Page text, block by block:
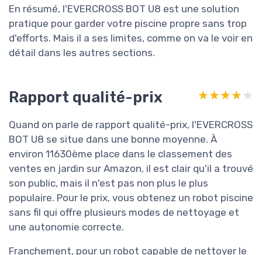
En résumé, l'EVERCROSS BOT U8 est une solution
pratique pour garder votre piscine propre sans trop
d'efforts. Mais il a ses limites, comme on va le voir en
détail dans les autres sections.
Rapport qualité-prix ★★★★★
★★★★★
Quand on parle de rapport qualité-prix, l'EVERCROSS
BOT U8 se situe dans une bonne moyenne. À
environ 11630ème place dans le classement des
ventes en jardin sur Amazon, il est clair qu'il a trouvé
son public, mais il n'est pas non plus le plus
populaire. Pour le prix, vous obtenez un robot piscine
sans fil qui offre plusieurs modes de nettoyage et
une autonomie correcte.
Franchement, pour un robot capable de nettoyer le